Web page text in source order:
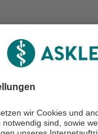
Arbeits-